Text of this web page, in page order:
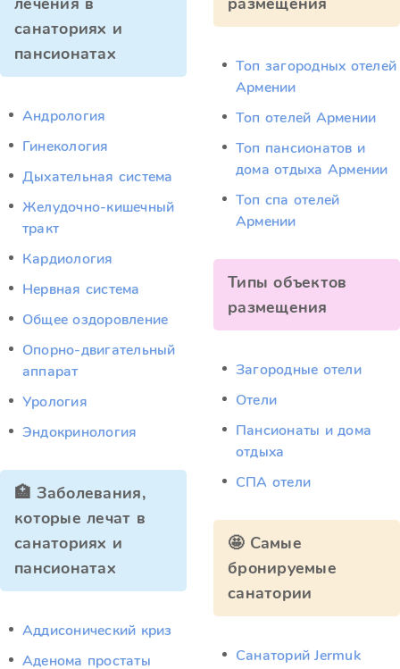
санаториях и
пансионатах
Андрология
Гинекология
Дыхательная система
Желудочно-кишечный
тракт
Кардиология
Нервная система
Общее оздоровление
Опорно-двигательный
аппарат
Урология
Эндокринология
🏥 Заболевания,
которые лечат в
санаториях и
пансионатах
Аддисонический криз
Аденома простаты
Топ загородных отелей
Армении
Топ отелей Армении
Топ пансионатов и
дома отдыха Армении
Топ спа отелей
Армении
Типы объектов
размещения
Загородные отели
Отели
Пансионаты и дома
отдыха
СПА отели
🤩 Самые
бронируемые
санатории
Санаторий Jermuk